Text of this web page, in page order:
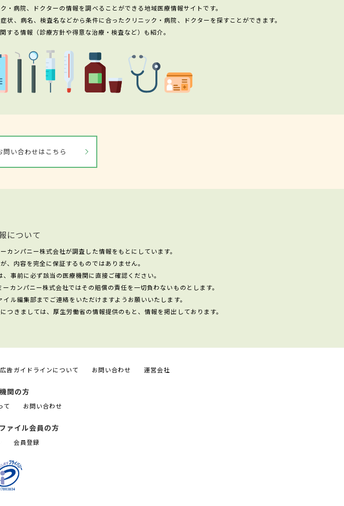
病院、ドクターの情報を調べることができる地域医療情報サイトです。
、病名、検査名などから条件に合ったクリニック・病院、ドクターを探すことができます。
る情報（診療方針や得意な治療・検査など）も紹介。
問い合わせはこちら
について
ンパニー株式会社が調査した情報をもとにしています。
、内容を完全に保証するものではありません。
事前に必ず該当の医療機関に直接ご確認ください。
カンパニー株式会社ではその賠償の責任を一切負わないものとします。
ル編集部までご連絡をいただけますようお願いいたします。
きましては、厚生労働省の情報提供のもと、情報を掲出しております。
告ガイドラインについて お問い合わせ 運営会社
関の方
て お問い合わせ
ァイル会員の方
会員登録